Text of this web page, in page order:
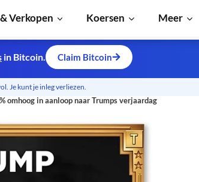
Verkopen Koersen Meer
omhoog in aanloop naar Trumps verjaardag
in Bitcoin. Claim Bitcoin
Je kunt je inleg verliezen.